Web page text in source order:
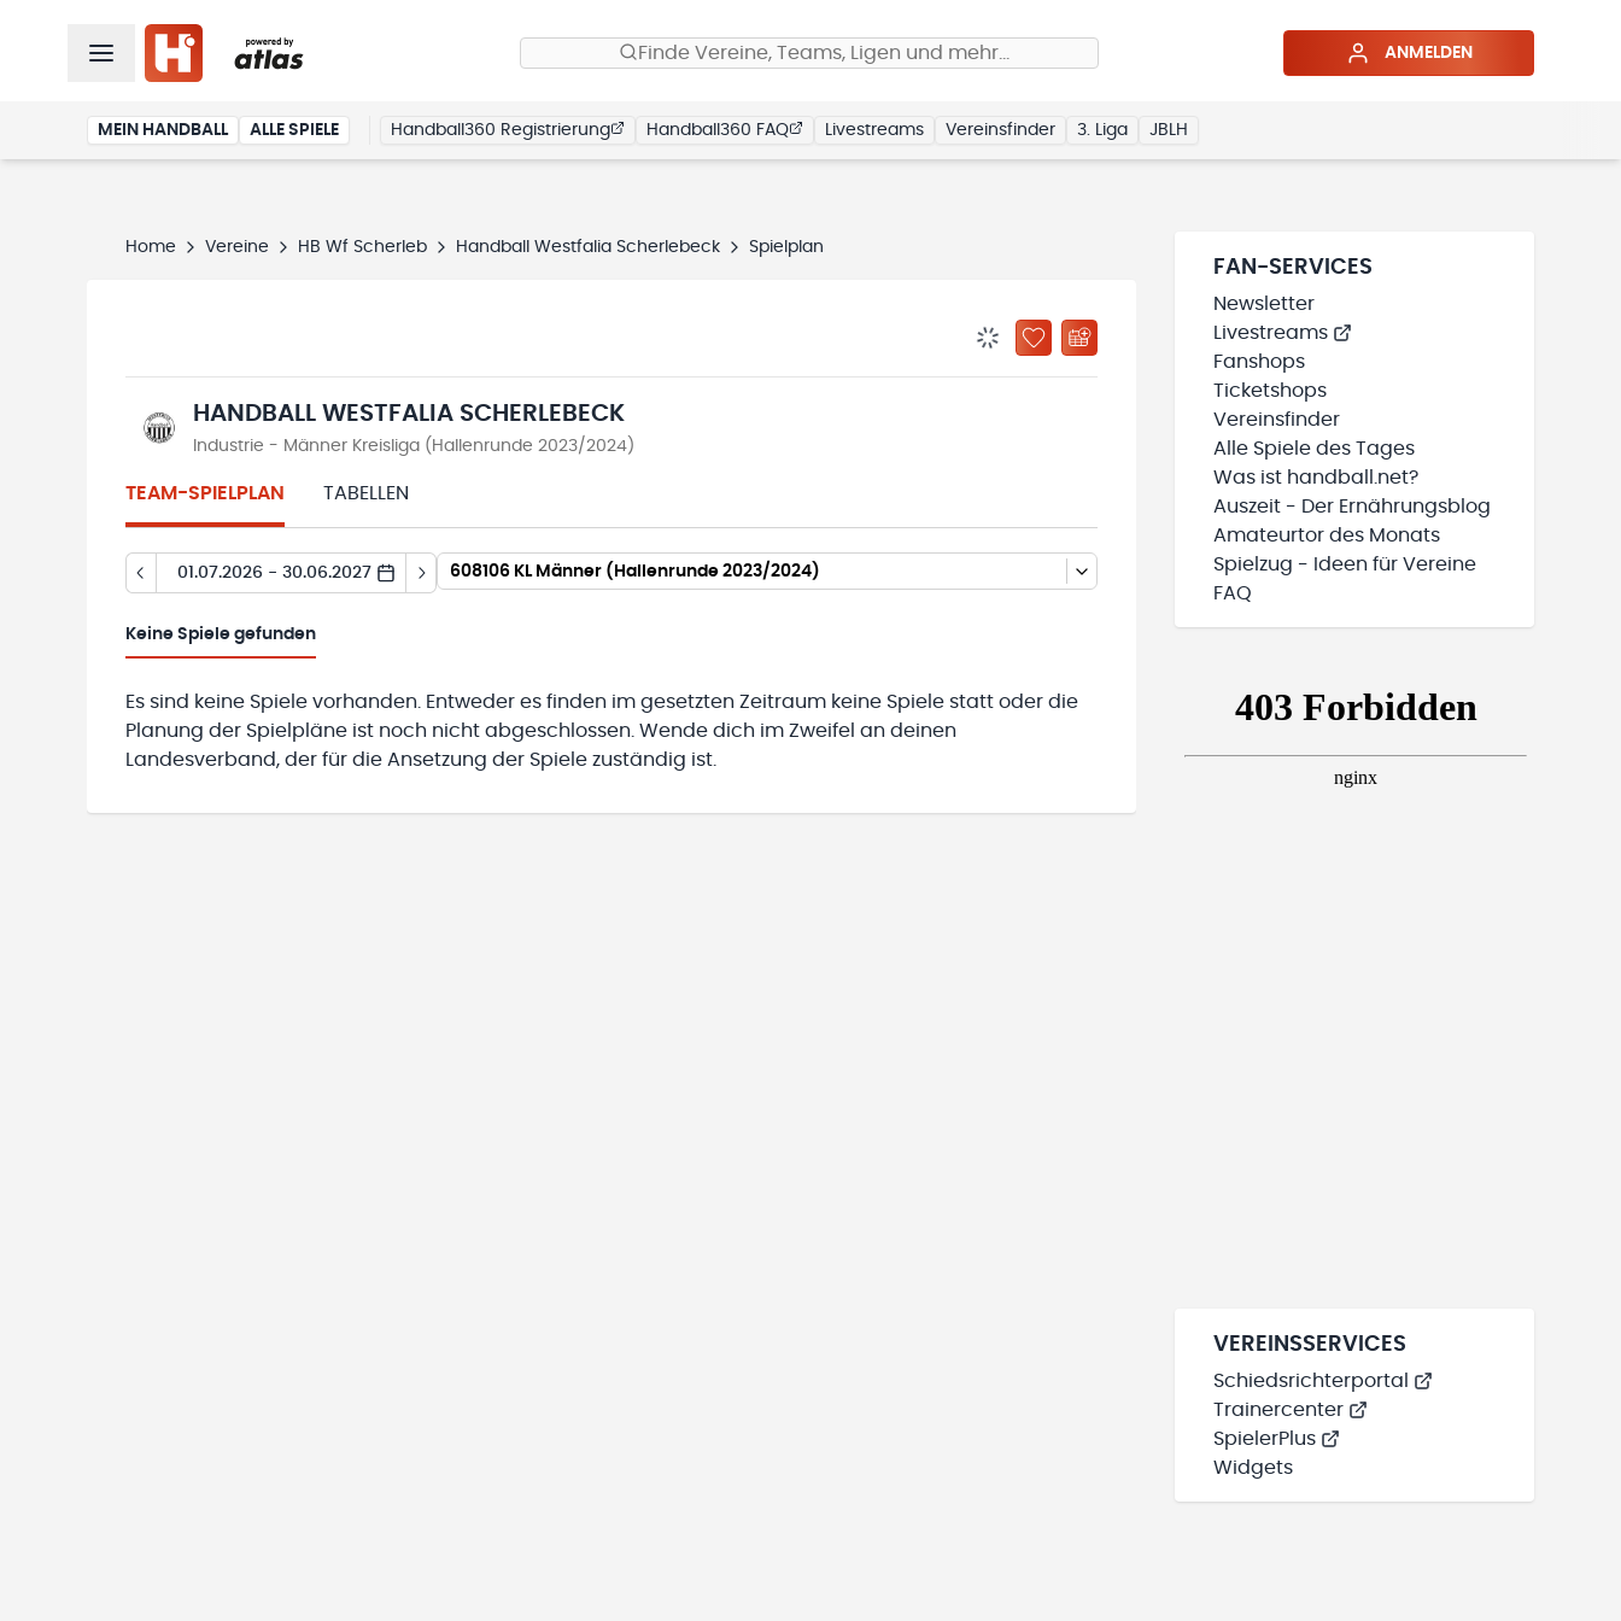
Finde Vereine, Teams, Ligen und mehr… ANMELDEN
MEIN HANDBALL ALLE SPIELE Handball360 Registrierung Handball360 FAQ Livestreams Vereinsfinder 3. Liga JBLH
Home Vereine HB Wf Scherleb Handball Westfalia Scherlebeck Spielplan
BENACHRICHTIGUNGSSTATUS WIRD GELADEN
ZU „MEINE TEAMS“ HINZUFÜGEN
HANDBALL WESTFALIA SCHERLEBECK
Industrie - Männer Kreisliga (Hallenrunde 2023/2024)
TEAM-SPIELPLAN TABELLEN
01.07.2026 - 30.06.2027 608106 KL Männer (Hallenrunde 2023/2024)
Keine Spiele gefunden
Es sind keine Spiele vorhanden. Entweder es finden im gesetzten Zeitraum keine Spiele statt oder die
Planung der Spielpläne ist noch nicht abgeschlossen. Wende dich im Zweifel an deinen
Landesverband, der für die Ansetzung der Spiele zuständig ist.
FAN-SERVICES
Newsletter
Livestreams
Fanshops
Ticketshops
Vereinsfinder
Alle Spiele des Tages
Was ist handball.net?
Auszeit - Der Ernährungsblog
Amateurtor des Monats
Spielzug - Ideen für Vereine
FAQ
VEREINSSERVICES
Schiedsrichterportal
Trainercenter
SpielerPlus
Widgets